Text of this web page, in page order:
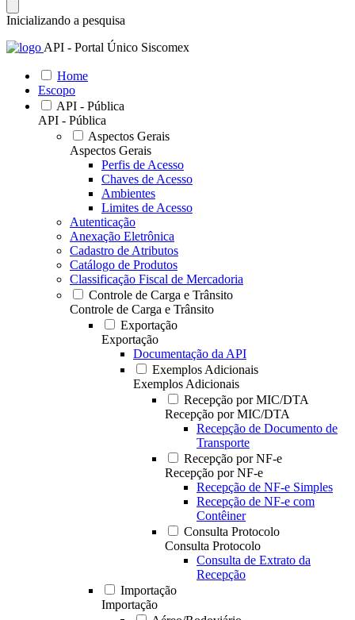
Inicializando a pesquisa
API - Portal Único Siscomex
Home
Escopo
API - Pública
API - Pública
Aspectos Gerais
Aspectos Gerais
Perfis de Acesso
Chaves de Acesso
Ambientes
Limites de Acesso
Autenticação
Anexação Eletrônica
Cadastro de Atributos
Catálogo de Produtos
Classificação Fiscal de Mercadoria
Controle de Carga e Trânsito
Controle de Carga e Trânsito
Exportação
Exportação
Documentação da API
Exemplos Adicionais
Exemplos Adicionais
Recepção por MIC/DTA
Recepção por MIC/DTA
Recepção de Documento de
Transporte
Recepção por NF-e
Recepção por NF-e
Recepção de NF-e Simples
Recepção de NF-e com
Contêiner
Consulta Protocolo
Consulta Protocolo
Consulta de Extrato da
Recepção
Importação
Importação